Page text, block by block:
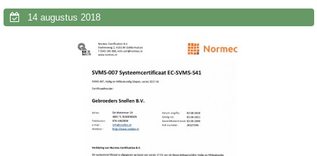
14 augustus 2018